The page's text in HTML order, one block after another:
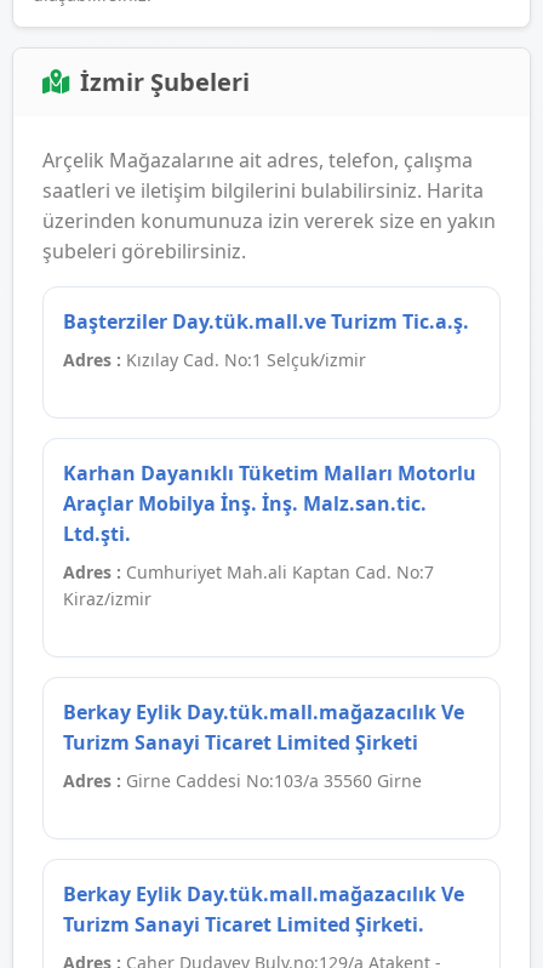
İzmir Şubeleri
Arçelik Mağazalarıne ait adres, telefon, çalışma
saatleri ve iletişim bilgilerini bulabilirsiniz. Harita
üzerinden konumunuza izin vererek size en yakın
şubeleri görebilirsiniz.
Başterziler Day.tük.mall.ve Turizm Tic.a.ş.
Adres : Kızılay Cad. No:1 Selçuk/izmir
Karhan Dayanıklı Tüketim Malları Motorlu
Araçlar Mobilya İnş. İnş. Malz.san.tic.
Ltd.şti.
Adres : Cumhuriyet Mah.ali Kaptan Cad. No:7
Kiraz/izmir
Berkay Eylik Day.tük.mall.mağazacılık Ve
Turizm Sanayi Ticaret Limited Şirketi
Adres : Girne Caddesi No:103/a 35560 Girne
Berkay Eylik Day.tük.mall.mağazacılık Ve
Turizm Sanayi Ticaret Limited Şirketi.
Adres : Caher Dudayev Bulv.no:129/a Atakent -